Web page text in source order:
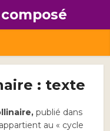
: texte
publié dans
au « cycle